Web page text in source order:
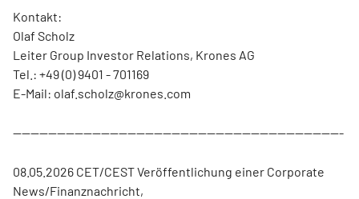
Kontakt:
Olaf Scholz
Leiter Group Investor Relations, Krones AG
Tel.: +49 (0) 9401 - 701169
E-Mail: olaf.scholz@krones.com
---------------------------------------------------------------------------
08.05.2026 CET/CEST Veröffentlichung einer Corporate
News/Finanznachricht,